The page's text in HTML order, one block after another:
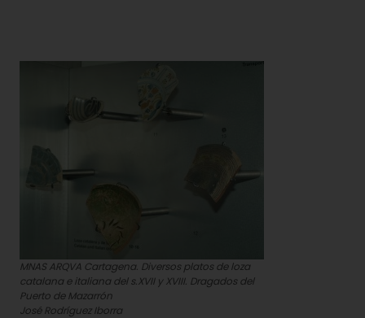
MNAS ARQVA Cartagena. Diversos platos de loza
catalana e italiana del s.XVII y XVIII. Dragados del
Puerto de Mazarrón
José Rodríguez Iborra